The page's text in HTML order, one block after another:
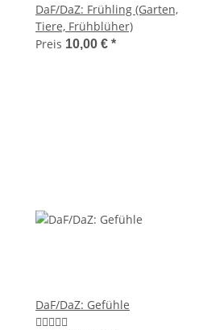
DaF/DaZ: Frühling (Garten,
Tiere, Frühblüher)
Preis 10,00 € *
DaF/DaZ: Gefühle